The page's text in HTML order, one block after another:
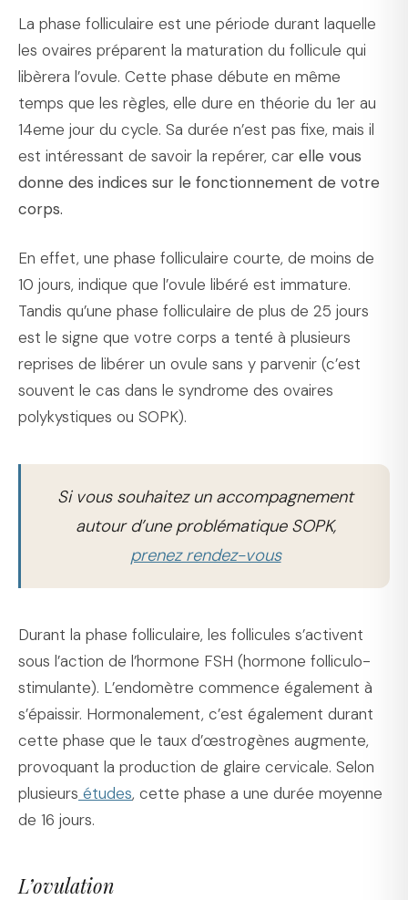
La phase folliculaire est une période durant laquelle
les ovaires préparent la maturation du follicule qui
libèrera l’ovule. Cette phase débute en même
temps que les règles, elle dure en théorie du 1er au
14eme jour du cycle. Sa durée n’est pas fixe, mais il
est intéressant de savoir la repérer, car elle vous
donne des indices sur le fonctionnement de votre
corps.
En effet, une phase folliculaire courte, de moins de
10 jours, indique que l’ovule libéré est immature.
Tandis qu’une phase folliculaire de plus de 25 jours
est le signe que votre corps a tenté à plusieurs
reprises de libérer un ovule sans y parvenir (c’est
souvent le cas dans le syndrome des ovaires
polykystiques ou SOPK).
Si vous souhaitez un accompagnement
autour d’une problématique SOPK,
prenez rendez-vous
Durant la phase folliculaire, les follicules s’activent
sous l’action de l’hormone FSH (hormone folliculo-
stimulante). L’endomètre commence également à
s’épaissir. Hormonalement, c’est également durant
cette phase que le taux d’œstrogènes augmente,
provoquant la production de glaire cervicale. Selon
plusieurs études, cette phase a une durée moyenne
de 16 jours.
L’ovulation